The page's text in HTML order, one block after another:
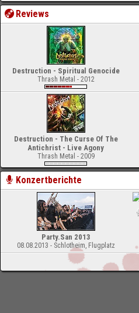
Reviews
Destruction - Spiritual Genocide
Thrash Metal - 2012
Destruction - The Curse Of The
Antichrist - Live Agony
Thrash Metal - 2009
Konzertberichte
Party.San 2013
08.08.2013 - Schlotheim, Flugplatz